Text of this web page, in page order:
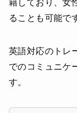
籍しており、女
ることも可能で
英語対応のトレ
でのコミュニケ
す。